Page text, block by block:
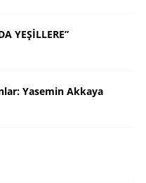
YEŞİLLERE”
Yasemin Akkaya